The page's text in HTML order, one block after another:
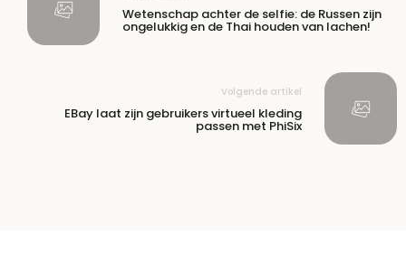
Wetenschap achter de selfie: de Russen zijn
ongelukkig en de Thai houden van lachen!
Volgende artikel
EBay laat zijn gebruikers virtueel kleding
passen met PhiSix